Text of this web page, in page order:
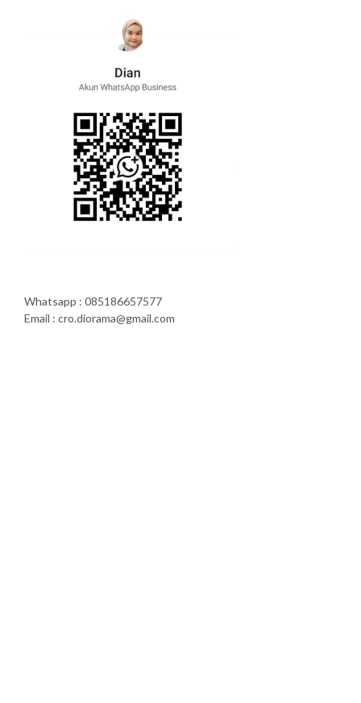
Whatsapp : 085186657577
Email : cro.diorama@gmail.com